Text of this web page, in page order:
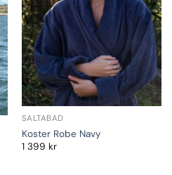
SALTABAD
Koster Robe Navy
1 399 kr